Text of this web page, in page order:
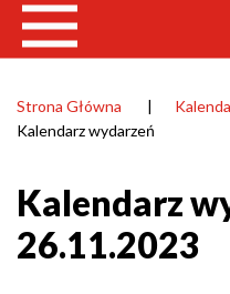
Ścieżka
Strona Główna
Kalendarz wydarzeń
Kalendarz
26.11.2023